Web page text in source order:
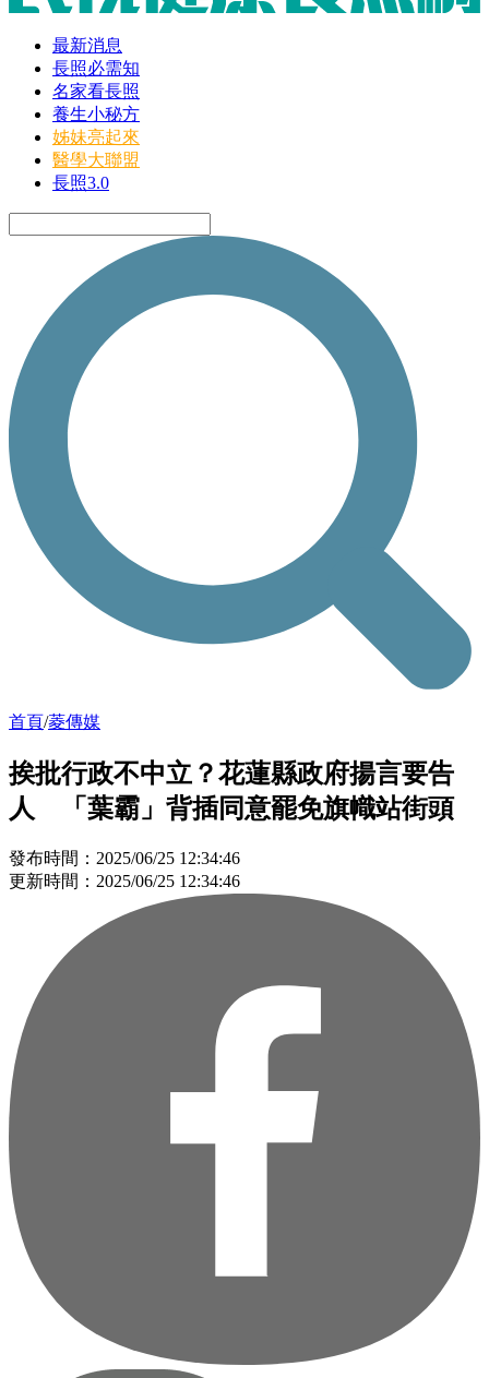
最新消息
長照必需知
名家看長照
養生小秘方
姊妹亮起來
醫學大聯盟
長照3.0
首頁/菱傳媒
挨批行政不中立？花蓮縣政府揚言要告
人 「葉霸」背插同意罷免旗幟站街頭
發布時間：2025/06/25 12:34:46
更新時間：2025/06/25 12:34:46